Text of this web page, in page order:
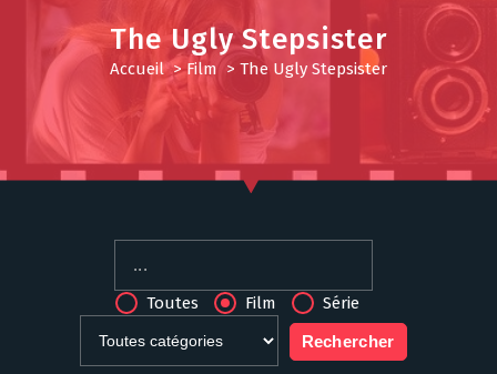
The Ugly Stepsister
Accueil>Film> The Ugly Stepsister
Toutes Film Série